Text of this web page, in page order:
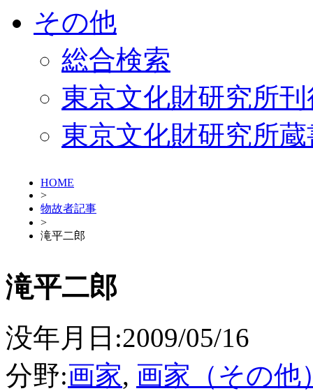
その他
総合検索
東京文化財研究所
東京文化財研究所
HOME
>
物故者記事
>
滝平二郎
滝平二郎
没年月日:2009/05/16
分野:画家, 画家（その他